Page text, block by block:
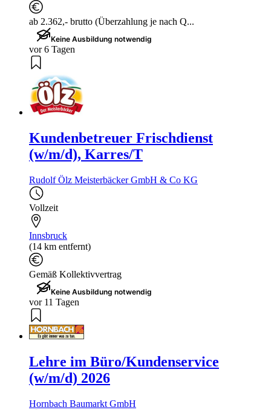
ab 2.362,- brutto (Überzahlung je nach Q...
Keine Ausbildung notwendig
vor 6 Tagen
Kundenbetreuer Frischdienst
(w/m/d), Karres/T
Rudolf Ölz Meisterbäcker GmbH & Co KG
Vollzeit
Innsbruck
(14 km entfernt)
Gemäß Kollektivvertrag
Keine Ausbildung notwendig
vor 11 Tagen
Lehre im Büro/Kundenservice
(w/m/d) 2026
Hornbach Baumarkt GmbH